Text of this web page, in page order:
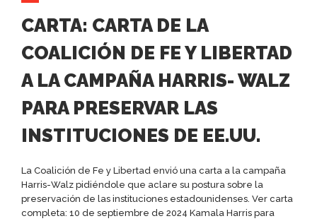
CARTA: CARTA DE LA
COALICIÓN DE FE Y LIBERTAD
A LA CAMPAÑA HARRIS- WALZ
PARA PRESERVAR LAS
INSTITUCIONES DE EE.UU.
La Coalición de Fe y Libertad envió una carta a la campaña
Harris-Walz pidiéndole que aclare su postura sobre la
preservación de las instituciones estadounidenses. Ver carta
completa: 10 de septiembre de 2024 Kamala Harris para